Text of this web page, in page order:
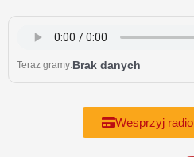
content
Teraz gramy:Brak danych
Wesprzyj radio